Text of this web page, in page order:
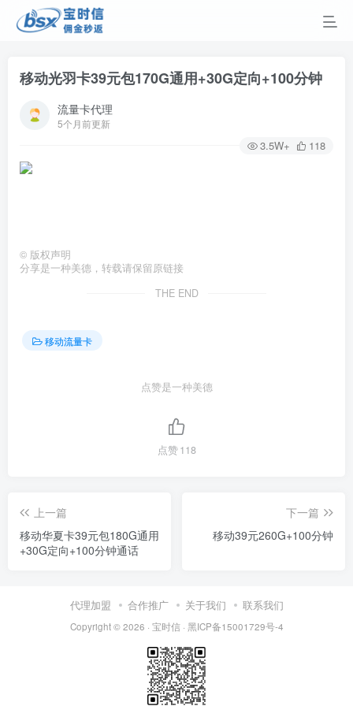
移动光羽卡39元包170G通用+30G定向+100分钟
流量卡代理
5个月前更新
3.5W+ 118
© 版权声明
分享是一种美德，转载请保留原链接
THE END
移动流量卡
点赞是一种美德
点赞118
上一篇
移动华夏卡39元包180G通用
+30G定向+100分钟通话
下一篇
移动39元260G+100分钟
代理加盟 合作推广 关于我们 联系我们
Copyright © 2026 · 宝时信· 黑ICP备15001729号-4